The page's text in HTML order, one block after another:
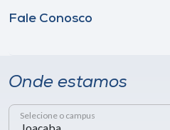
Fale Conosco
Onde estamos
Selecione o campus